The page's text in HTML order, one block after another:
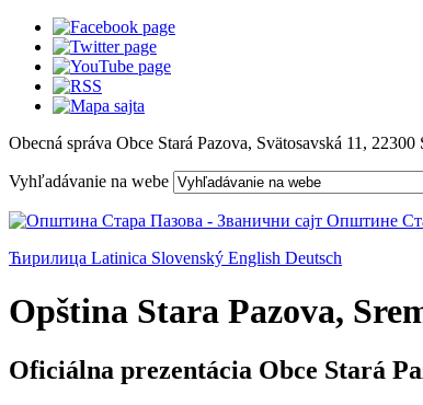
Obecná správa Obce Stará Pazova, Svätosavská 11, 22300
Vyhľadávanie na webe
Ћирилица Latinica Slovenský English Deutsch
Opština Stara Pazova,
Oficiálna prezentácia Obce Stará